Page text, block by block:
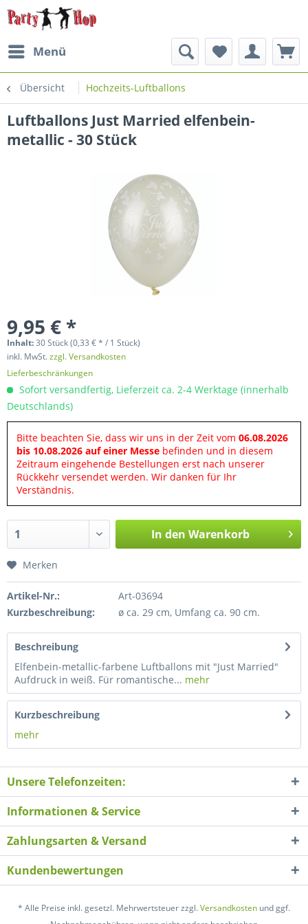
Menü
Übersicht Hochzeits-Luftballons
Luftballons Just Married elfenbein-
metallic - 30 Stück
9,95 € *
Inhalt:30 Stück (0,33 € * / 1 Stück)
inkl. MwSt.zzgl. Versandkosten
Lieferbeschränkungen
Sofort versandfertig, Lieferzeit ca. 2-4 Werktage (innerhalb
Deutschlands)
Bitte beachten Sie, dass wir uns in der Zeit vom 06.08.2026
bis 10.08.2026 auf einer Messe befinden und in diesem
Zeitraum eingehende Bestellungen erst nach unserer
Rückkehr versendet werden. Wir danken für Ihr
Verständnis.
In den Warenkorb
Merken
Artikel-Nr.:
Art-03694
Kurzbeschreibung:
ø ca. 29 cm, Umfang ca. 90 cm.
Beschreibung
Elfenbein-metallic-farbene Luftballons mit "Just Married"
Aufdruck in weiß. Für romantische... mehr
Kurzbeschreibung
mehr
Unsere Telefonzeiten:
Informationen & Service
Zahlungsarten & Versand
Kundenbewertungen
* Alle Preise inkl. gesetzl. Mehrwertsteuer zzgl.Versandkosten und ggf.